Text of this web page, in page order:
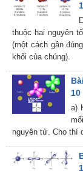
thuộc hai nguyên
(một cách gần
khối của chúng).
10
a)
nguyên tử. Cho thí